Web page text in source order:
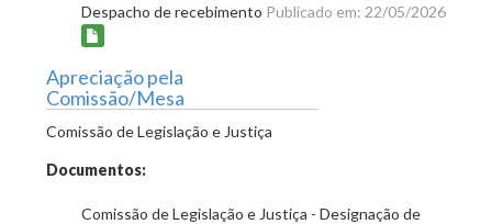
Despacho de recebimento Publicado em: 22/05/2026
Apreciação pela
Comissão/Mesa
Comissão de Legislação e Justiça
Documentos:
Comissão de Legislação e Justiça - Designação de